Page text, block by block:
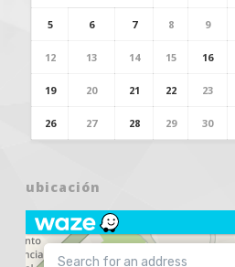
5 6 7 8 9
12 13 14 15 16
19 20 21 22 23
26 27 28 29 30
ubicación